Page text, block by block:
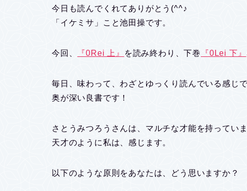
今日も読んでくれてありがとう(^^♪
「イケミサ」こと池田操です。
今回、 『0Rei 上』 を読み終わり、下巻 『0Lei 下』
毎日、味わって、わざとゆっくり読んでいる感じ
奥が深い良書です！
さとうみつろうさんは、マルチな才能を持っていま
天才のように私は、感じます。
以下のような原則をあなたは、どう思いますか？